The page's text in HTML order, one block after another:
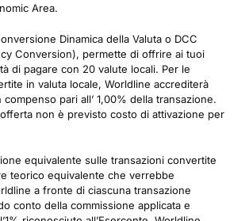
Area.
Dinamica della Valuta o DCC
Conversion), permette di offrire ai tuoi
di pagare con 20 valute locali. Per le
in valuta locale, Worldline accrediterà
pari all’ 1,00% della transazione.
non è previsto costo di attivazione per
equivalente sulle transazioni convertite
teorico equivalente che verrebbe
a fronte di ciascuna transazione
conto della commissione applicata e